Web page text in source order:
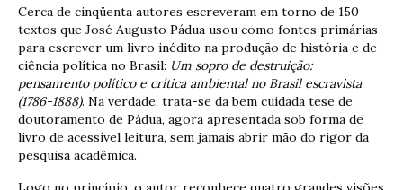
Cerca de cinqüenta autores escreveram em torno de 150
textos que José Augusto Pádua usou como fontes primárias
para escrever um livro inédito na produção de história e de
ciência política no Brasil: Um sopro de destruição:
pensamento político e crítica ambiental no Brasil escravista
(1786-1888). Na verdade, trata-se da bem cuidada tese de
doutoramento de Pádua, agora apresentada sob forma de
livro de acessível leitura, sem jamais abrir mão do rigor da
pesquisa acadêmica.